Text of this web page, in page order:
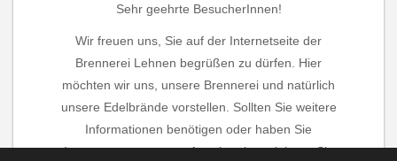
Sehr geehrte BesucherInnen!
Wir freuen uns, Sie auf der Internetseite der
Brennerei Lehnen begrüßen zu dürfen. Hier
möchten wir uns, unsere Brennerei und natürlich
unsere Edelbrände vorstellen. Sollten Sie weitere
Informationen benötigen oder haben Sie
Interesse an unserem Angebot, kontaktieren Sie